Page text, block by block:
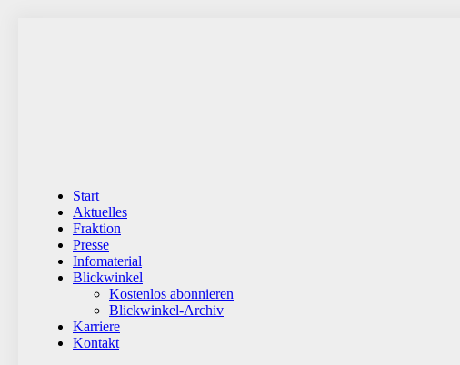
Start
Aktuelles
Fraktion
Presse
Infomaterial
Blickwinkel
Kostenlos abonnieren
Blickwinkel-Archiv
Karriere
Kontakt